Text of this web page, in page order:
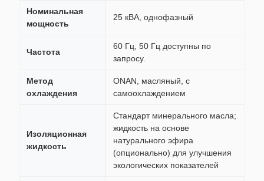
Номинальная
мощность
25 кВА, однофазный
Частота
60 Гц, 50 Гц доступны по
запросу.
Метод
охлаждения
ONAN, масляный, с
самоохлаждением
Изоляционная
жидкость
Стандарт минерального масла;
жидкость на основе
натурального эфира
(опционально) для улучшения
экологических показателей